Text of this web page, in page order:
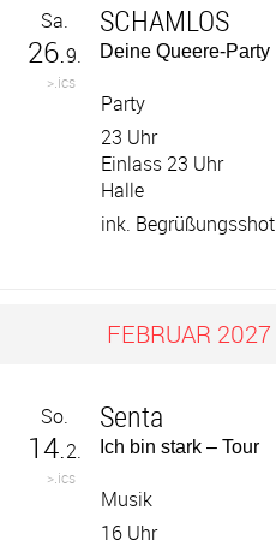
Sa.
26.9.
>.ics
SCHAMLOS
Deine Queere-Party
Party
23 Uhr
Einlass 23 Uhr
Halle
ink. Begrüßungsshot
FEBRUAR 2027
So.
14.2.
>.ics
Senta
Ich bin stark – Tour
Musik
16 Uhr